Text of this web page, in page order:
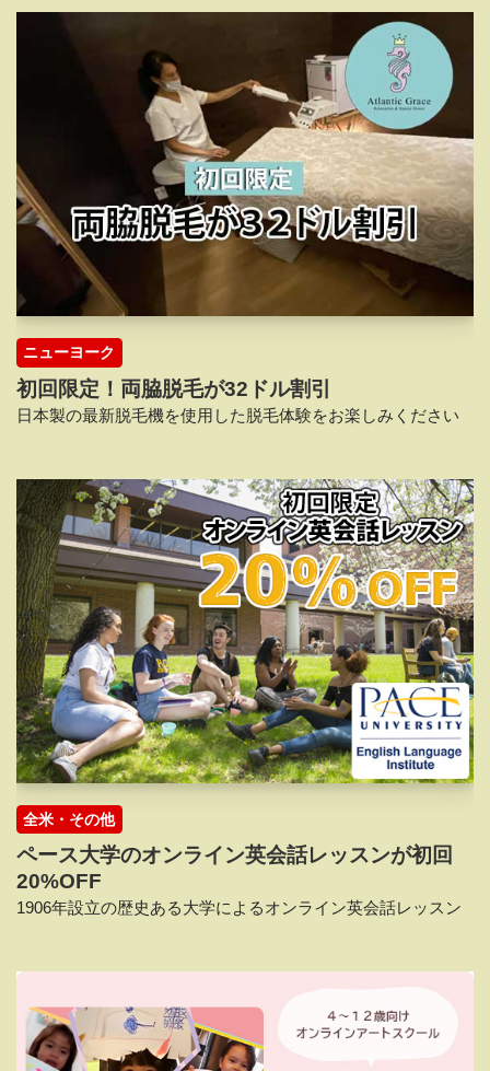
ニューヨーク
初回限定！両脇脱毛が32ドル割引
日本製の最新脱毛機を使用した脱毛体験をお楽しみください
全米・その他
ペース大学のオンライン英会話レッスンが初回
20%OFF
1906年設立の歴史ある大学によるオンライン英会話レッスン